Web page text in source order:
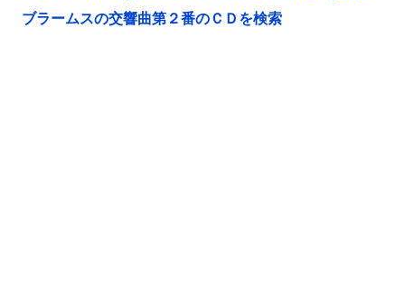
ブラームスの交響曲第２番のＣＤを検索